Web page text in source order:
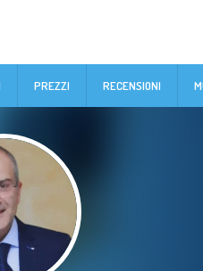
PREZZI RECENSIONI